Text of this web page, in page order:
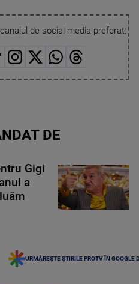
de social media preferat:
DE
Gigi
a
URMĂREȘTE ȘTIRILE PROTV ÎN GOOGLE